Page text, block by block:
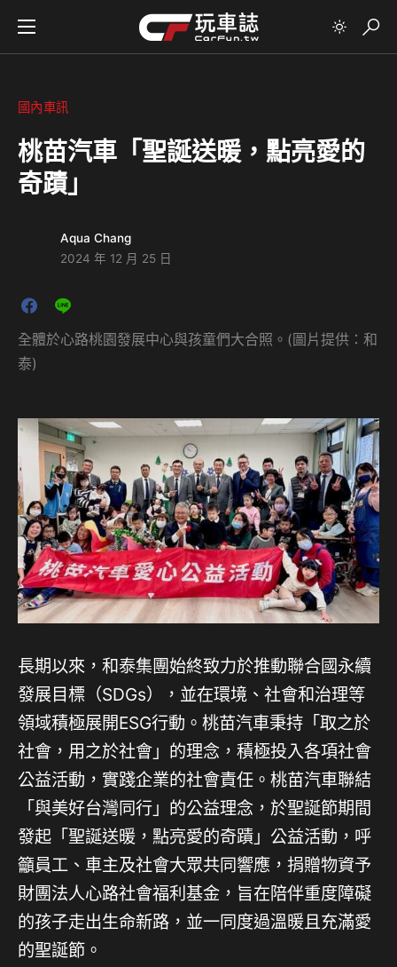
國內車訊
桃苗汽車「聖誕送暖，點亮愛的
奇蹟」
Aqua Chang
2024 年 12 月 25 日
全體於心路桃園發展中心與孩童們大合照。(圖片提供：和
泰)
長期以來，和泰集團始終致力於推動聯合國永續
發展目標（SDGs），並在環境、社會和治理等
領域積極展開ESG行動。桃苗汽車秉持「取之於
社會，用之於社會」的理念，積極投入各項社會
公益活動，實踐企業的社會責任。桃苗汽車聯結
「與美好台灣同行」的公益理念，於聖誕節期間
發起「聖誕送暖，點亮愛的奇蹟」公益活動，呼
籲員工、車主及社會大眾共同響應，捐贈物資予
財團法人心路社會福利基金，旨在陪伴重度障礙
的孩子走出生命新路，並一同度過溫暖且充滿愛
的聖誕節。